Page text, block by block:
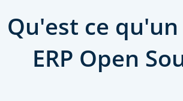
Qu'est ce
ERP Open